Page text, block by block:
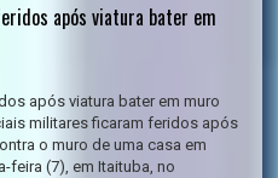
após viatura bater em
após viatura bater em muro
militares ficaram feridos após
o muro de uma casa em
feira (7), em Itaituba, no